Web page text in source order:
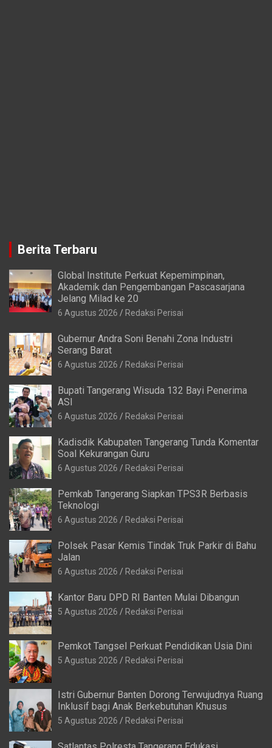
Berita Terbaru
Global Institute Perkuat Kepemimpinan,
Akademik dan Pengembangan Pascasarjana
Jelang Milad ke 20
6 Agustus 2026 Redaksi Perisai
Gubernur Andra Soni Benahi Zona Industri
Serang Barat
6 Agustus 2026 Redaksi Perisai
Bupati Tangerang Wisuda 132 Bayi Penerima
ASI
6 Agustus 2026 Redaksi Perisai
Kadisdik Kabupaten Tangerang Tunda Komentar
Soal Kekurangan Guru
6 Agustus 2026 Redaksi Perisai
Pemkab Tangerang Siapkan TPS3R Berbasis
Teknologi
6 Agustus 2026 Redaksi Perisai
Polsek Pasar Kemis Tindak Truk Parkir di Bahu
Jalan
6 Agustus 2026 Redaksi Perisai
Kantor Baru DPD RI Banten Mulai Dibangun
5 Agustus 2026 Redaksi Perisai
Pemkot Tangsel Perkuat Pendidikan Usia Dini
5 Agustus 2026 Redaksi Perisai
Istri Gubernur Banten Dorong Terwujudnya Ruang
Inklusif bagi Anak Berkebutuhan Khusus
5 Agustus 2026 Redaksi Perisai